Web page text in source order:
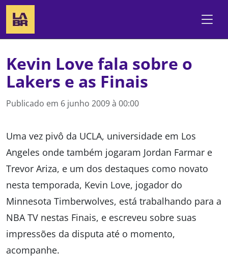
Kevin Love fala sobre o
Lakers e as Finais
Publicado em 6 junho 2009 à 00:00
Uma vez pivô da UCLA, universidade em Los
Angeles onde também jogaram Jordan Farmar e
Trevor Ariza, e um dos destaques como novato
nesta temporada, Kevin Love, jogador do
Minnesota Timberwolves, está trabalhando para a
NBA TV nestas Finais, e escreveu sobre suas
impressões da disputa até o momento,
acompanhe.